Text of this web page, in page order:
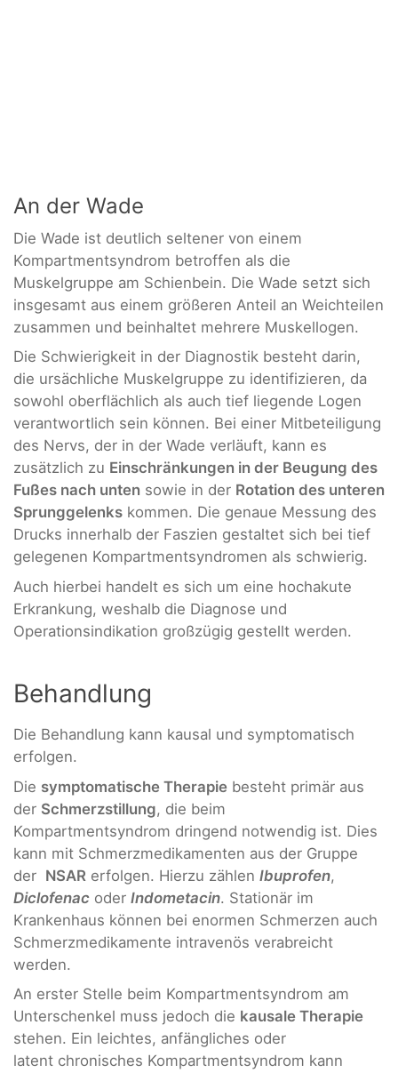
An der Wade
Die Wade ist deutlich seltener von einem
Kompartmentsyndrom betroffen als die
Muskelgruppe am Schienbein. Die Wade setzt sich
insgesamt aus einem größeren Anteil an Weichteilen
zusammen und beinhaltet mehrere Muskellogen.
Die Schwierigkeit in der Diagnostik besteht darin,
die ursächliche Muskelgruppe zu identifizieren, da
sowohl oberflächlich als auch tief liegende Logen
verantwortlich sein können. Bei einer Mitbeteiligung
des Nervs, der in der Wade verläuft, kann es
zusätzlich zu Einschränkungen in der Beugung des
Fußes nach unten sowie in der Rotation des unteren
Sprunggelenks kommen. Die genaue Messung des
Drucks innerhalb der Faszien gestaltet sich bei tief
gelegenen Kompartmentsyndromen als schwierig.
Auch hierbei handelt es sich um eine hochakute
Erkrankung, weshalb die Diagnose und
Operationsindikation großzügig gestellt werden.
Behandlung
Die Behandlung kann kausal und symptomatisch
erfolgen.
Die symptomatische Therapie besteht primär aus
der Schmerzstillung, die beim
Kompartmentsyndrom dringend notwendig ist. Dies
kann mit Schmerzmedikamenten aus der Gruppe
der NSAR erfolgen. Hierzu zählen Ibuprofen,
Diclofenac oder Indometacin. Stationär im
Krankenhaus können bei enormen Schmerzen auch
Schmerzmedikamente intravenös verabreicht
werden.
An erster Stelle beim Kompartmentsyndrom am
Unterschenkel muss jedoch die kausale Therapie
stehen. Ein leichtes, anfängliches oder
latent chronisches Kompartmentsyndrom kann